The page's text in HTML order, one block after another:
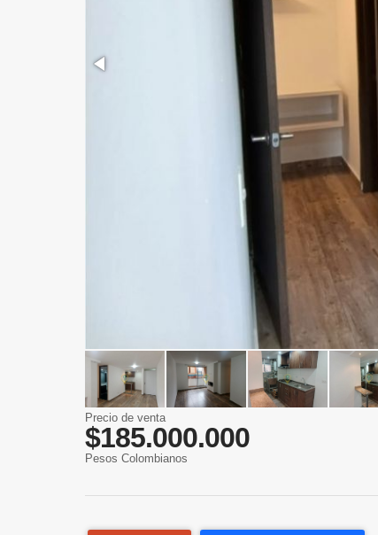
Precio de venta
$185.000.000
Pesos Colombianos